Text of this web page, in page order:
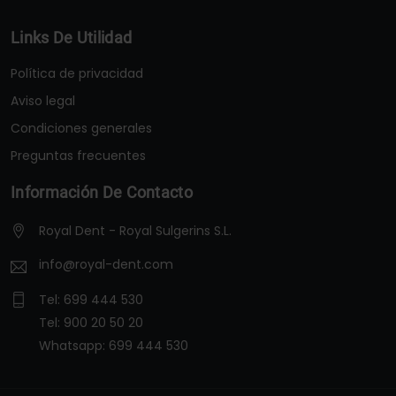
Links De Utilidad
Política de privacidad
Aviso legal
Condiciones generales
Preguntas frecuentes
Información De Contacto
Royal Dent - Royal Sulgerins S.L.
info@royal-dent.com
Tel: 699 444 530
Tel: 900 20 50 20
Whatsapp: 699 444 530